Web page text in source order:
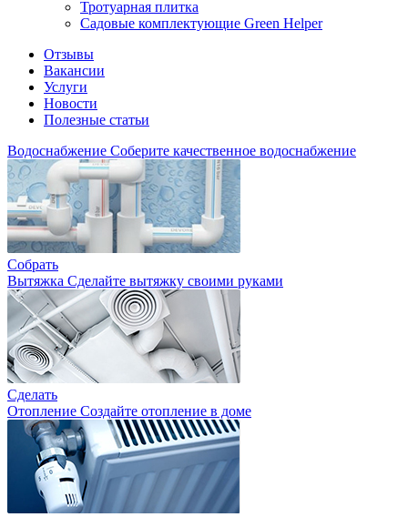
Тротуарная плитка
Садовые комплектующие Green Helper
Отзывы
Вакансии
Услуги
Новости
Полезные статьи
Водоснабжение Соберите качественное водоснабжение
Собрать
Вытяжка Сделайте вытяжку своими руками
Сделать
Отопление Создайте отопление в доме